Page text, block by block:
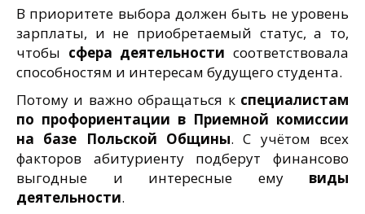
В приоритете выбора должен быть не уровень
зарплаты, и не приобретаемый статус, а то,
чтобы сфера деятельности соответствовала
способностям и интересам будущего студента.
Потому и важно обращаться к специалистам
по профориентации в Приемной комиссии
на базе Польской Общины. С учётом всех
факторов абитуриенту подберут финансово
выгодные и интересные ему виды
деятельности.